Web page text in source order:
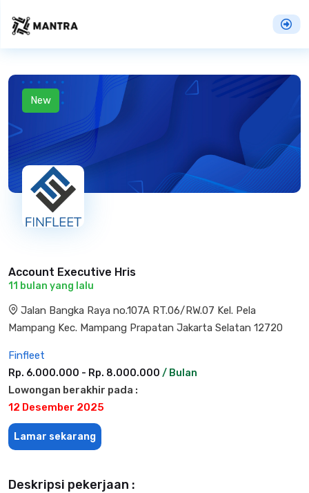
New
Account Executive Hris
11 bulan yang lalu
Jalan Bangka Raya no.107A RT.06/RW.07 Kel. Pela
Mampang Kec. Mampang Prapatan Jakarta Selatan 12720
Finfleet
Rp. 6.000.000 - Rp. 8.000.000 / Bulan
Lowongan berakhir pada :
12 Desember 2025
Lamar sekarang
Deskripsi pekerjaan :